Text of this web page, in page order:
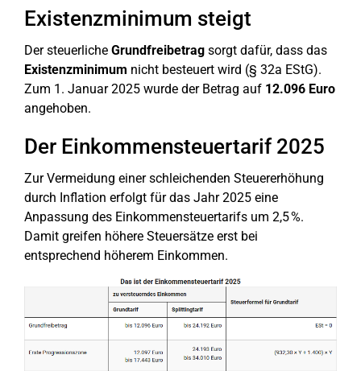
Existenzminimum steigt
Der steuerliche Grundfreibetrag sorgt dafür, dass das
Existenzminimum nicht besteuert wird (§ 32a EStG).
Zum 1. Januar 2025 wurde der Betrag auf 12.096 Euro
angehoben.
Der Einkommensteuertarif 2025
Zur Vermeidung einer schleichenden Steuererhöhung
durch Inflation erfolgt für das Jahr 2025 eine
Anpassung des Einkommensteuertarifs um 2,5 %.
Damit greifen höhere Steuersätze erst bei
entsprechend höherem Einkommen.